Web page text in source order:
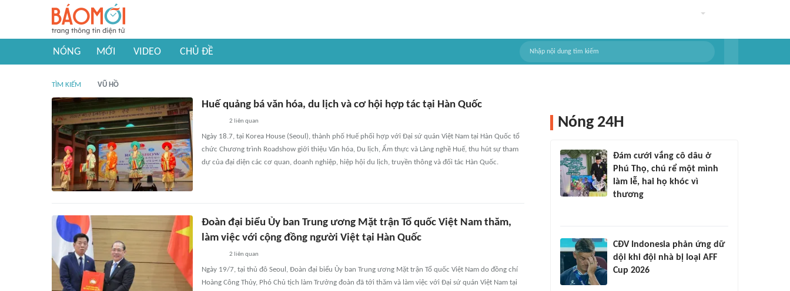
NÓNG MỚI VIDEO CHỦ ĐỀ
TÌM KIẾM VŨ HỒ
Huế quảng bá văn hóa, du lịch và cơ hội hợp tác tại Hàn Quốc
2 liên quan
Ngày 18.7, tại Korea House (Seoul), thành phố Huế phối hợp với Đại sứ quán Việt Nam tại Hàn Quốc tổ
chức Chương trình Roadshow giới thiệu Văn hóa, Du lịch, Ẩm thực và Làng nghề Huế, thu hút sự tham
dự của đại diện các cơ quan, doanh nghiệp, hiệp hội du lịch, truyền thông và đối tác Hàn Quốc.
Đoàn đại biểu Ủy ban Trung ương Mặt trận Tổ quốc Việt Nam thăm,
làm việc với cộng đồng người Việt tại Hàn Quốc
2 liên quan
Ngày 19/7, tại thủ đô Seoul, Đoàn đại biểu Ủy ban Trung ương Mặt trận Tổ quốc Việt Nam do đồng chí
Hoàng Công Thủy, Phó Chủ tịch làm Trưởng đoàn đã tới thăm và làm việc với Đại sứ quán Việt Nam tại
Nóng 24H
Đám cưới vắng cô dâu ở
Phú Thọ, chú rể một mình
làm lễ, hai họ khóc vì
thương
CĐV Indonesia phản ứng dữ
dội khi đội nhà bị loại AFF
Cup 2026